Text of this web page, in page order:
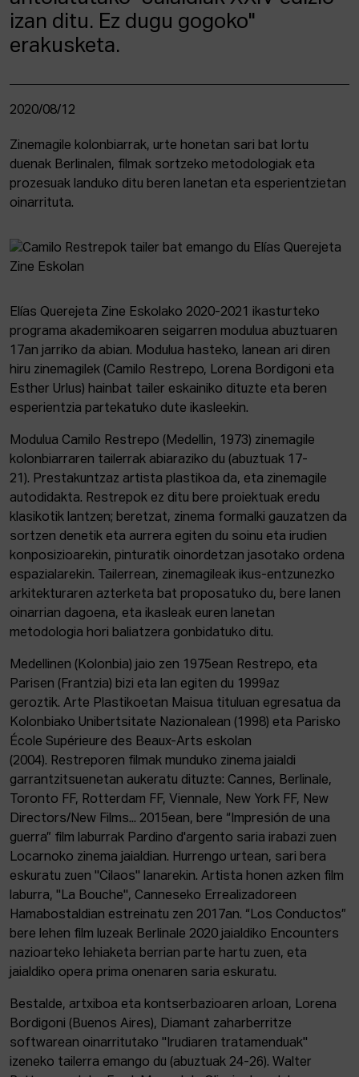
izan ditu. Ez dugu gogoko"
erakusketa.
2020/08/12
Zinemagile kolonbiarrak, urte honetan sari bat lortu
duenak Berlinalen, filmak sortzeko metodologiak eta
prozesuak landuko ditu beren lanetan eta esperientzietan
oinarrituta.
Elías Querejeta Zine Eskolako 2020-2021 ikasturteko
programa akademikoaren seigarren modulua abuztuaren
17an jarriko da abian. Modulua hasteko, lanean ari diren
hiru zinemagilek (Camilo Restrepo, Lorena Bordigoni eta
Esther Urlus) hainbat tailer eskainiko dituzte eta beren
esperientzia partekatuko dute ikasleekin.
Modulua Camilo Restrepo (Medellin, 1973) zinemagile
kolonbiarraren tailerrak abiaraziko du (abuztuak 17-
21). Prestakuntzaz artista plastikoa da, eta zinemagile
autodidakta. Restrepok ez ditu bere proiektuak eredu
klasikotik lantzen; beretzat, zinema formalki gauzatzen da
sortzen denetik eta aurrera egiten du soinu eta irudien
konposizioarekin, pinturatik oinordetzan jasotako ordena
espazialarekin. Tailerrean, zinemagileak ikus-entzunezko
arkitekturaren azterketa bat proposatuko du, bere lanen
oinarrian dagoena, eta ikasleak euren lanetan
metodologia hori baliatzera gonbidatuko ditu.
Medellinen (Kolonbia) jaio zen 1975ean Restrepo, eta
Parisen (Frantzia) bizi eta lan egiten du 1999az
geroztik. Arte Plastikoetan Maisua tituluan egresatua da
Kolonbiako Unibertsitate Nazionalean (1998) eta Parisko
École Supérieure des Beaux-Arts eskolan
(2004). Restreporen filmak munduko zinema jaialdi
garrantzitsuenetan aukeratu dituzte: Cannes, Berlinale,
Toronto FF, Rotterdam FF, Viennale, New York FF, New
Directors/New Films... 2015ean, bere “Impresión de una
guerra” film laburrak Pardino d'argento saria irabazi zuen
Locarnoko zinema jaialdian. Hurrengo urtean, sari bera
eskuratu zuen "Cilaos" lanarekin. Artista honen azken film
laburra, "La Bouche", Canneseko Errealizadoreen
Hamabostaldian estreinatu zen 2017an. “Los Conductos”
bere lehen film luzeak Berlinale 2020 jaialdiko Encounters
nazioarteko lehiaketa berrian parte hartu zuen, eta
jaialdiko opera prima onenaren saria eskuratu.
Bestalde, artxiboa eta kontserbazioaren arloan, Lorena
Bordigoni (Buenos Aires), Diamant zaharberritze
softwarean oinarritutako "Irudiaren tratamenduak"
izeneko tailerra emango du (abuztuak 24-26). Walter